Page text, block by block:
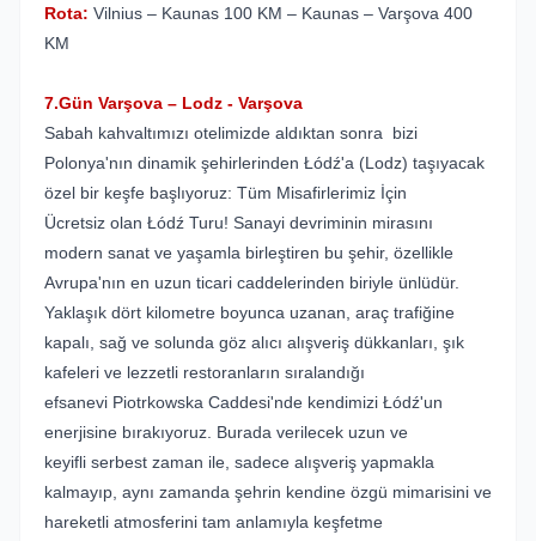
Rota: Vilnius – Kaunas 100 KM – Kaunas – Varşova 400
KM
7.Gün Varşova – Lodz - Varşova
Sabah kahvaltımızı otelimizde aldıktan sonra bizi
Polonya'nın dinamik şehirlerinden Łódź'a (Lodz) taşıyacak
özel bir keşfe başlıyoruz: Tüm Misafirlerimiz İçin
Ücretsiz olan Łódź Turu! Sanayi devriminin mirasını
modern sanat ve yaşamla birleştiren bu şehir, özellikle
Avrupa'nın en uzun ticari caddelerinden biriyle ünlüdür.
Yaklaşık dört kilometre boyunca uzanan, araç trafiğine
kapalı, sağ ve solunda göz alıcı alışveriş dükkanları, şık
kafeleri ve lezzetli restoranların sıralandığı
efsanevi Piotrkowska Caddesi'nde kendimizi Łódź'un
enerjisine bırakıyoruz. Burada verilecek uzun ve
keyifli serbest zaman ile, sadece alışveriş yapmakla
kalmayıp, aynı zamanda şehrin kendine özgü mimarisini ve
hareketli atmosferini tam anlamıyla keşfetme